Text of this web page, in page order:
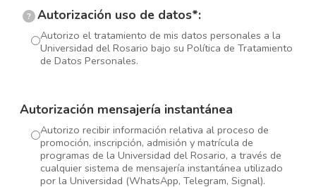
? Autorización uso de datos*:
Autorizo el tratamiento de mis datos personales a la
Universidad del Rosario bajo su Política de Tratamiento
de Datos Personales.
Autorización mensajería instantánea
Autorizo recibir información relativa al proceso de
promoción, inscripción, admisión y matrícula de
programas de la Universidad del Rosario, a través de
cualquier sistema de mensajería instantánea utilizado
por la Universidad (WhatsApp, Telegram, Signal).